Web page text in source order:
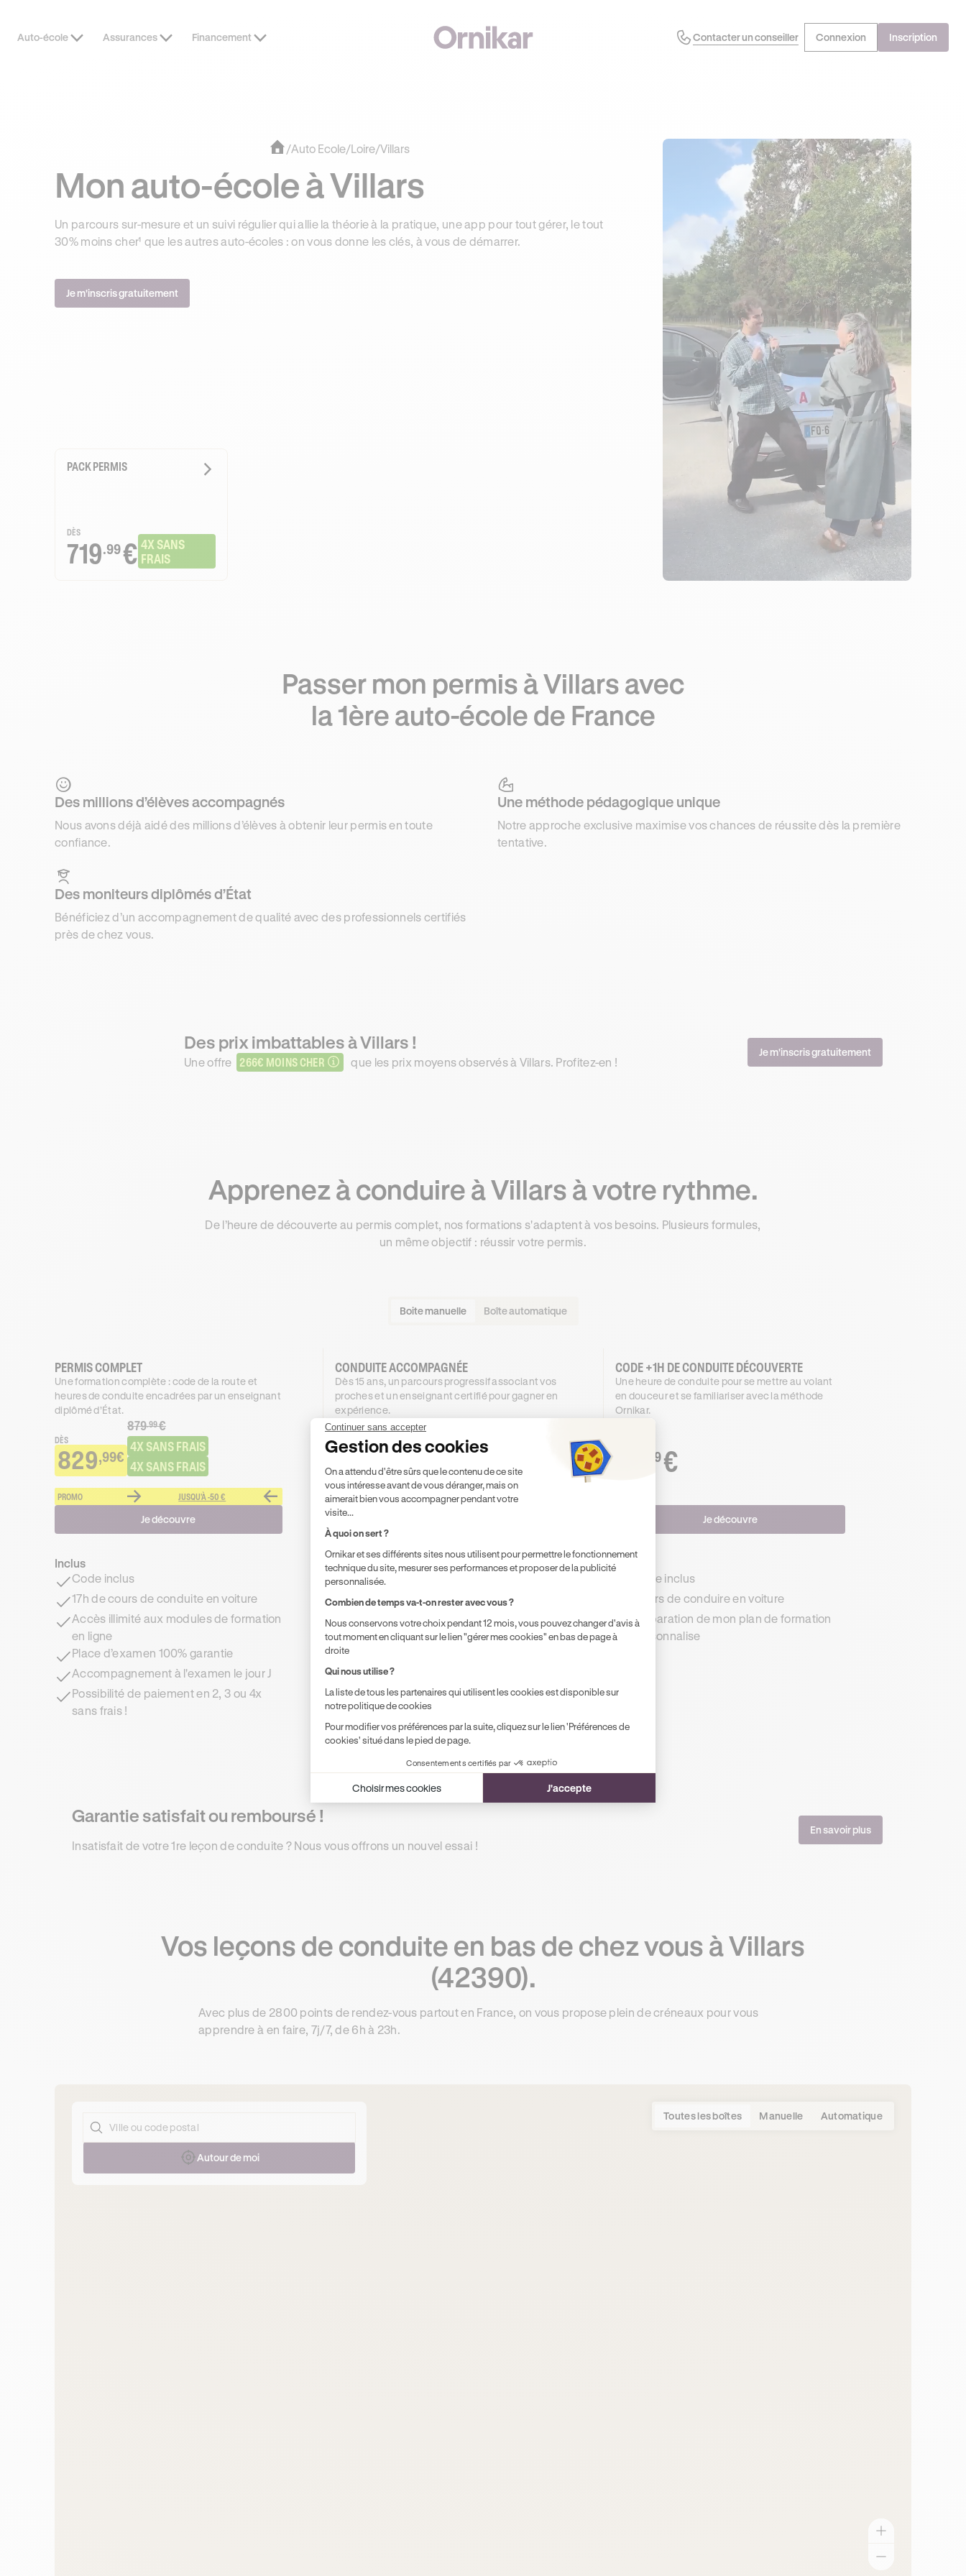
OFFRE EXCLUSIVE JUSQU’À 170€ OFFERTS AVEC REVOLUT + 3 MOIS DEEZER PREMIUM OFFERTS* ! J'EN PROFITE ! OFFRE EXCLUSIVE
Auto-école Assurances Financement Contacter un conseiller Connexion Inscription
/Auto Ecole/Loire/Villars
Mon auto-école à Villars
Un parcours sur-mesure et un suivi régulier qui allie la théorie à la pratique, une app pour tout gérer, le tout
30% moins cher¹ que les autres auto-écoles : on vous donne les clés, à vous de démarrer.
Je m'inscris gratuitement
PACK PERMIS
DÈS
719.99€ 4X SANS
FRAIS
Passer mon permis à Villars avec
la 1ère auto-école de France
Des millions d’élèves accompagnés
Nous avons déjà aidé des millions d’élèves à obtenir leur permis en toute
confiance.
Une méthode pédagogique unique
Notre approche exclusive maximise vos chances de réussite dès la première
tentative.
Des moniteurs diplômés d’État
Bénéficiez d’un accompagnement de qualité avec des professionnels certifiés
près de chez vous.
Des prix imbattables à Villars !
Une offre 266€ MOINS CHER que les prix moyens observés à Villars. Profitez-en !
Je m'inscris gratuitement
Apprenez à conduire à Villars à votre rythme.
De l’heure de découverte au permis complet, nos formations s'adaptent à vos besoins. Plusieurs formules,
un même objectif : réussir votre permis.
Boite manuelle Boîte automatique
PERMIS COMPLET
Une formation complète : code de la route et
heures de conduite encadrées par un enseignant
diplômé d’État.
DÈS
829,99€
879 .99€
4X SANS FRAIS
4X SANS FRAIS
PROMO JUSQU'À -50 €
Je découvre
Inclus
Code inclus
17h de cours de conduite en voiture
Accès illimité aux modules de formation
en ligne
Place d’examen 100% garantie
Accompagnement à l'examen le jour J
Possibilité de paiement en 2, 3 ou 4x
sans frais !
CONDUITE ACCOMPAGNÉE
Dès 15 ans, un parcours progressif associant vos
proches et un enseignant certifié pour gagner en
expérience.
DÈS
984,99€
1084
4X SANS FRAIS
4X SANS FRAIS
PROMO -100 €
Inclus
Code inclus
20h de cours de conduite en voiture
Accès illimité aux modules de formation
en ligne
Accompagnement à l'examen le jour J
Possibilité de paiement en 2, 3 ou 4x
sans frais !
CODE +1H DE CONDUITE DÉCOUVERTE
Une heure de conduite pour se mettre au volant
en douceur et se familiariser avec la méthode
Ornikar.
.99€
Je découvre
Inclus
Code inclus
Cours de conduire en voiture
Préparation de mon plan de formation
personnalise
Garantie satisfait ou remboursé !
Insatisfait de votre 1re leçon de conduite ? Nous vous offrons un nouvel essai !
En savoir plus
Vos leçons de conduite en bas de chez vous à Villars
(42390).
Avec plus de 2800 points de rendez-vous partout en France, on vous propose plein de créneaux pour vous
apprendre à en faire, 7j/7, de 6h à 23h.
Autour de moi
Toutes les boîtes Manuelle Automatique
Continuer sans accepter
Gestion des cookies
Plateforme de Gestion du Consentement : Personnalisez vos Options
On a attendu d'être sûrs que le contenu de ce site
vous intéresse avant de vous déranger, mais on
aimerait bien vous accompagner pendant votre
visite...
À quoi on sert ?
Ornikar et ses différents sites nous utilisent pour permettre le fonctionnement
technique du site, mesurer ses performances et proposer de la publicité
personnalisée.
Combien de temps va-t-on rester avec vous ?
Nous conservons votre choix pendant 12 mois, vous pouvez changer d'avis à
tout moment en cliquant sur le lien "gérer mes cookies" en bas de page à
droite
Qui nous utilise ?
La liste de tous les partenaires qui utilisent les cookies est disponible sur
notre politique de cookies
Pour modifier vos préférences par la suite, cliquez sur le lien 'Préférences de
cookies' situé dans le pied de page.
Consentements certifiés par
Choisir mes cookies J'accepte
Axeptio consent